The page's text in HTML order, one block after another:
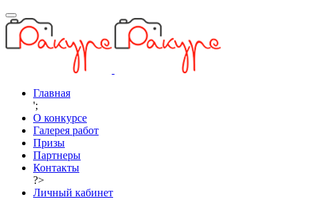
Главная
';
О конкурсе
Галерея работ
Призы
Партнеры
Контакты
?>
Личный кабинет